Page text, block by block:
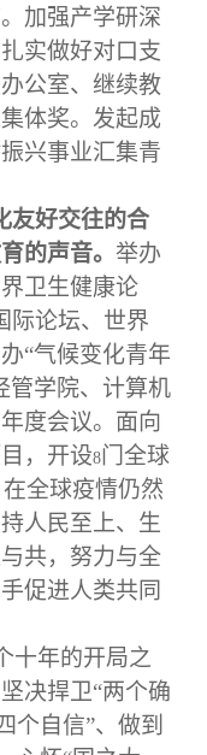
加强产学研深
实做好对口支
公室、继续教
体奖。发起成
兴事业汇集青
友好交往的合
的声音。 举办
卫生健康论
际论坛、世界
“气候变化青年
管学院、计算机
度会议。面向
，开设8门全球
全球疫情仍然
人民至上、生
共，努力与全
促进人类共同
十年的开局之
决捍卫“两个确
个自信”、做到